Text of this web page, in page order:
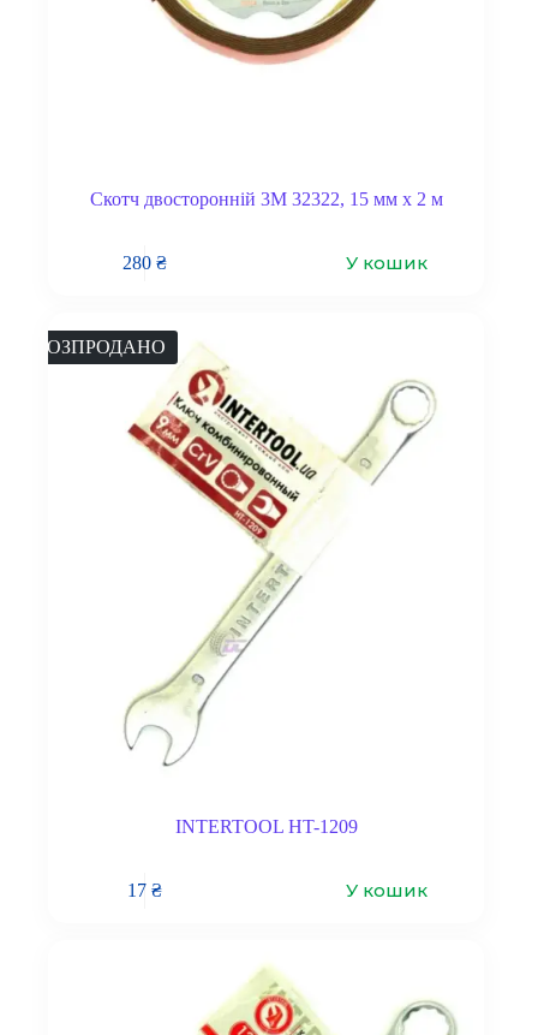
Скотч двосторонній 3M 32322, 15 мм x 2 м
280₴ У кошик
РОЗПРОДАНО
INTERTOOL HT-1209
17₴ У кошик